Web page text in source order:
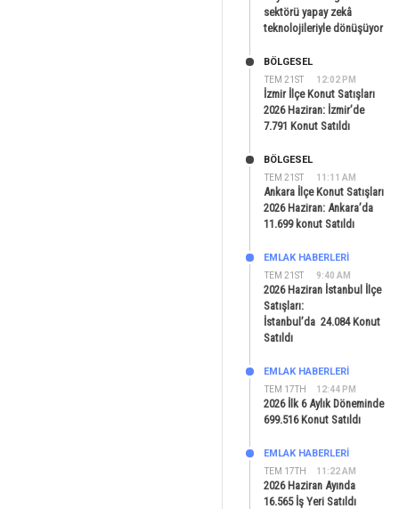
sektörü yapay zekâ
teknolojileriyle dönüşüyor
TEM 21ST 12:02 PM
BÖLGESEL
İzmir İlçe Konut Satışları
2026 Haziran: İzmir’de
7.791 Konut Satıldı
TEM 21ST 11:11 AM
BÖLGESEL
Ankara İlçe Konut Satışları
2026 Haziran: Ankara’da
11.699 konut Satıldı
TEM 21ST 9:40 AM
EMLAK HABERLERI
2026 Haziran İstanbul İlçe
Satışları:
İstanbul’da 24.084 Konut
Satıldı
TEM 17TH 12:44 PM
EMLAK HABERLERI
2026 İlk 6 Aylık Döneminde
699.516 Konut Satıldı
TEM 17TH 11:22 AM
EMLAK HABERLERI
2026 Haziran Ayında
16.565 İş Yeri Satıldı